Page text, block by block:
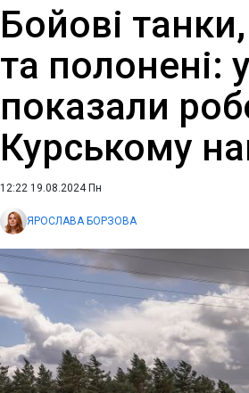
Бойові
та полонені:
показали
Курському
12:22 19.08.2024 Пн
ЯРОСЛАВА БОРЗОВА